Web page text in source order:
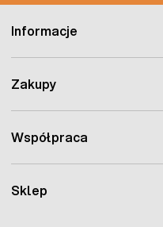
Sklep
Informacje
Zakupy
Współpraca